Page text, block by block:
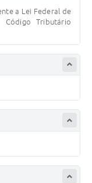
a Lei Federal de
Tributário